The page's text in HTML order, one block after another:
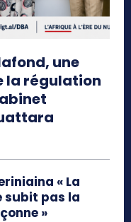
une
la régulation
« La
subit pas la
»